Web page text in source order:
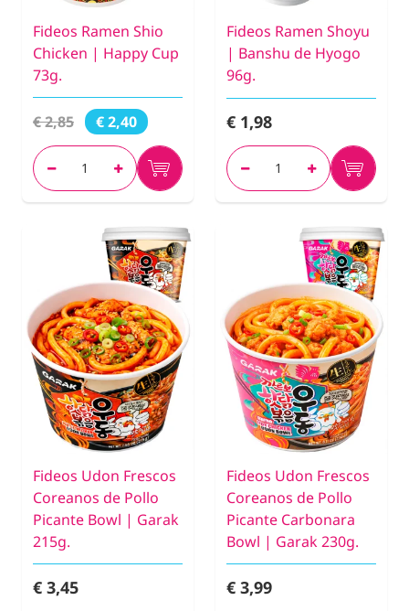
Fideos Ramen Shio
Chicken | Happy Cup
73g.
€ 2,85 € 2,40
Fideos Ramen Shoyu
| Banshu de Hyogo
96g.
€ 1,98
Fideos Udon Frescos
Coreanos de Pollo
Picante Bowl | Garak
215g.
€ 3,45
Fideos Udon Frescos
Coreanos de Pollo
Picante Carbonara
Bowl | Garak 230g.
€ 3,99